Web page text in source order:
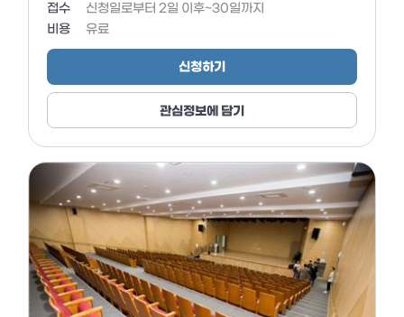
접수
신청일로부터 2일 이후~30일까지
비용
유료
신청하기
관심정보에 담기